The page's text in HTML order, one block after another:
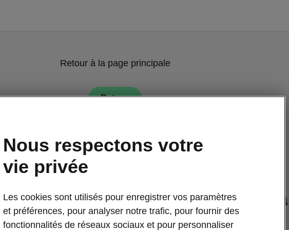
Retour à la page principale
Retour
Technologie intelligente du
KESSY
Nous respectons votre
vie privée
Les cookies sont utilisés pour enregistrer vos paramètres
et préférences, pour analyser notre trafic, pour fournir des
fonctionnalités de réseaux sociaux et pour personnaliser